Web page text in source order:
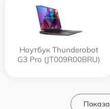
Ноутбук Thunderobot
G3 Pro (JT009R00BRU)